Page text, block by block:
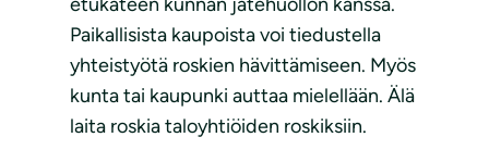
Paikallisista kaupoista voi tiedustella
yhteistyötä roskien hävittämiseen. Myös
kunta tai kaupunki auttaa mielellään. Älä
laita roskia taloyhtiöiden roskiksiin.